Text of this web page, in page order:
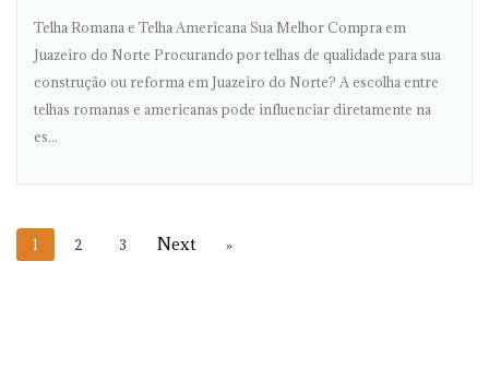
Telha Romana e Telha Americana Sua Melhor Compra em
Juazeiro do Norte Procurando por telhas de qualidade para sua
construção ou reforma em Juazeiro do Norte? A escolha entre
telhas romanas e americanas pode influenciar diretamente na
es...
1 2 3 »